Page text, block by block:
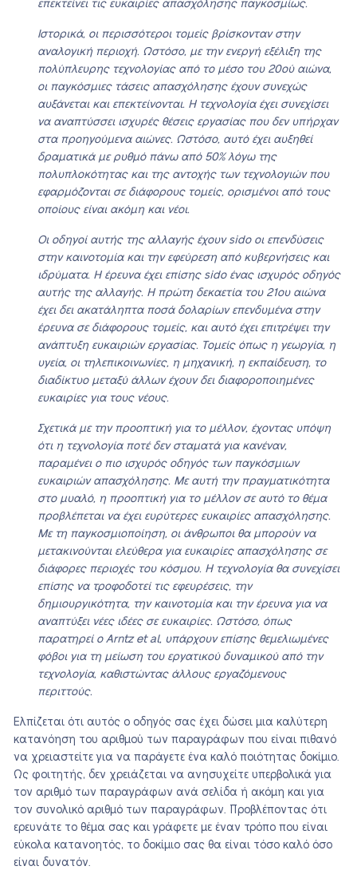
επεκτείνει τις ευκαιρίες απασχόλησης παγκοσμίως.
Ιστορικά, οι περισσότεροι τομείς βρίσκονταν στην
αναλογική περιοχή. Ωστόσο, με την ενεργή εξέλιξη της
πολύπλευρης τεχνολογίας από το μέσο του 20ού αιώνα,
οι παγκόσμιες τάσεις απασχόλησης έχουν συνεχώς
αυξάνεται και επεκτείνονται. Η τεχνολογία έχει συνεχίσει
να αναπτύσσει ισχυρές θέσεις εργασίας που δεν υπήρχαν
στα προηγούμενα αιώνες. Ωστόσο, αυτό έχει αυξηθεί
δραματικά με ρυθμό πάνω από 50% λόγω της
πολυπλοκότητας και της αντοχής των τεχνολογιών που
εφαρμόζονται σε διάφορους τομείς, ορισμένοι από τους
οποίους είναι ακόμη και νέοι.
Οι οδηγοί αυτής της αλλαγής έχουν sido οι επενδύσεις
στην καινοτομία και την εφεύρεση από κυβερνήσεις και
ιδρύματα. Η έρευνα έχει επίσης sido ένας ισχυρός οδηγός
αυτής της αλλαγής. Η πρώτη δεκαετία του 21ου αιώνα
έχει δει ακατάληπτα ποσά δολαρίων επενδυμένα στην
έρευνα σε διάφορους τομείς, και αυτό έχει επιτρέψει την
ανάπτυξη ευκαιριών εργασίας. Τομείς όπως η γεωργία, η
υγεία, οι τηλεπικοινωνίες, η μηχανική, η εκπαίδευση, το
διαδίκτυο μεταξύ άλλων έχουν δει διαφοροποιημένες
ευκαιρίες για τους νέους.
Σχετικά με την προοπτική για το μέλλον, έχοντας υπόψη
ότι η τεχνολογία ποτέ δεν σταματά για κανέναν,
παραμένει ο πιο ισχυρός οδηγός των παγκόσμιων
ευκαιριών απασχόλησης. Με αυτή την πραγματικότητα
στο μυαλό, η προοπτική για το μέλλον σε αυτό το θέμα
προβλέπεται να έχει ευρύτερες ευκαιρίες απασχόλησης.
Με τη παγκοσμιοποίηση, οι άνθρωποι θα μπορούν να
μετακινούνται ελεύθερα για ευκαιρίες απασχόλησης σε
διάφορες περιοχές του κόσμου. Η τεχνολογία θα συνεχίσει
επίσης να τροφοδοτεί τις εφευρέσεις, την
δημιουργικότητα, την καινοτομία και την έρευνα για να
αναπτύξει νέες ιδέες σε ευκαιρίες. Ωστόσο, όπως
παρατηρεί ο Arntz et al, υπάρχουν επίσης θεμελιωμένες
φόβοι για τη μείωση του εργατικού δυναμικού από την
τεχνολογία, καθιστώντας άλλους εργαζόμενους
περιττούς.
Ελπίζεται ότι αυτός ο οδηγός σας έχει δώσει μια καλύτερη
κατανόηση του αριθμού των παραγράφων που είναι πιθανό
να χρειαστείτε για να παράγετε ένα καλό ποιότητας δοκίμιο.
Ως φοιτητής, δεν χρειάζεται να ανησυχείτε υπερβολικά για
τον αριθμό των παραγράφων ανά σελίδα ή ακόμη και για
τον συνολικό αριθμό των παραγράφων. Προβλέποντας ότι
ερευνάτε το θέμα σας και γράφετε με έναν τρόπο που είναι
εύκολα κατανοητός, το δοκίμιο σας θα είναι τόσο καλό όσο
είναι δυνατόν.